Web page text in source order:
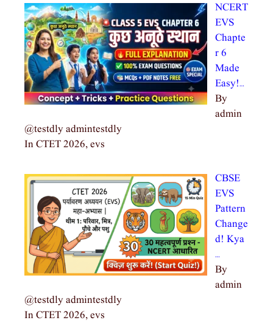
NCERT
EVS
Chapte
r 6
Made
Easy!…
By
admin
@testdly admintestdly
In CTET 2026, evs
CBSE
EVS
Pattern
Change
d! Kya
…
By
admin
@testdly admintestdly
In CTET 2026, evs